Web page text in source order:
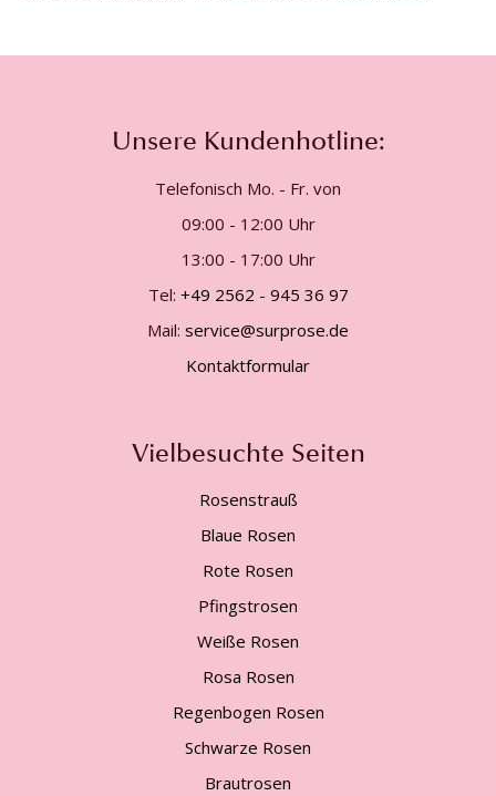
Unsere Kundenhotline:
Telefonisch Mo. - Fr. von
09:00 - 12:00 Uhr
13:00 - 17:00 Uhr
Tel: +49 2562 - 945 36 97
Mail: service@surprose.de
Kontaktformular
Vielbesuchte Seiten
Rosenstrauß
Blaue Rosen
Rote Rosen
Pfingstrosen
Weiße Rosen
Rosa Rosen
Regenbogen Rosen
Schwarze Rosen
Brautrosen